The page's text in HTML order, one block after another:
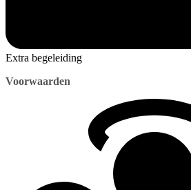
Extra begeleiding
Voorwaarden